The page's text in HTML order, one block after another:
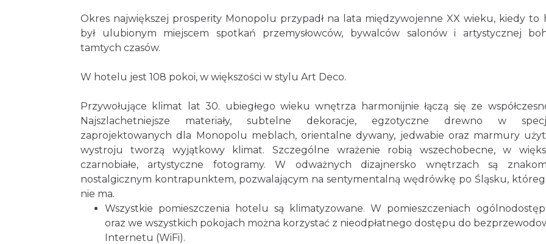
Okres największej prosperity Monopolu przypadł na lata międzywojenne XX wieku, kiedy to
był ulubionym miejscem spotkań przemysłowców, bywalców salonów i artystycznej
tamtych czasów.
W hotelu jest 108 pokoi, w większości w stylu Art Deco.
Przywołujące klimat lat 30. ubiegłego wieku wnętrza harmonijnie łączą się ze
Najszlachetniejsze materiały, subtelne dekoracje, egzotyczne drewno w
zaprojektowanych dla Monopolu meblach, orientalne dywany, jedwabie oraz marmury
wystroju tworzą wyjątkowy klimat. Szczególne wrażenie robią wszechobecne, w
czarnobiałe, artystyczne fotogramy. W odważnych dizajnersko wnętrzach są
nostalgicznym kontrapunktem, pozwalającym na sentymentalną wędrówkę po Śląsku,
nie ma.
Wszystkie pomieszczenia hotelu są klimatyzowane. W pomieszczeniach
oraz we wszystkich pokojach można korzystać z nieodpłatnego dostępu do
Internetu (WiFi).